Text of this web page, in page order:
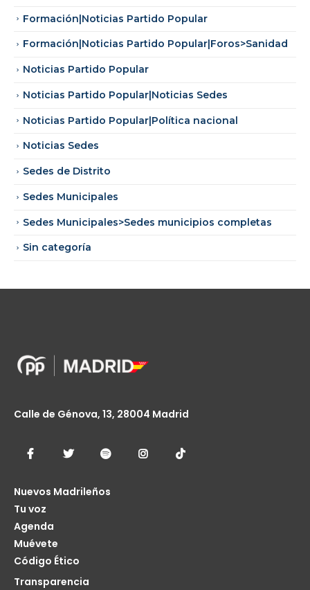
Formación|Noticias Partido Popular
Formación|Noticias Partido Popular|Foros>Sanidad
Noticias Partido Popular
Noticias Partido Popular|Noticias Sedes
Noticias Partido Popular|Política nacional
Noticias Sedes
Sedes de Distrito
Sedes Municipales
Sedes Municipales>Sedes municipios completas
Sin categoría
Calle de Génova, 13, 28004 Madrid
Nuevos Madrileños
Tu voz
Agenda
Muévete
Código Ético
Transparencia